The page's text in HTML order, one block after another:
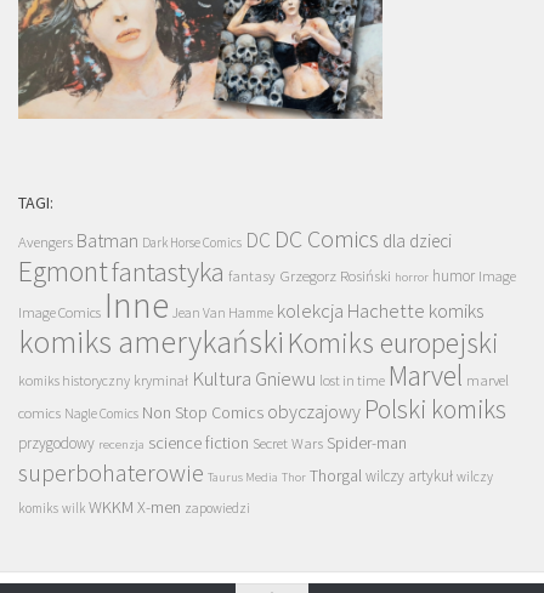
TAGI:
Avengers Batman Dark Horse Comics DC DC Comics dla dzieci
Egmontfantastyka fantasy Grzegorz Rosiński horror humor Image
Image Comics Inne Jean Van Hamme kolekcja Hachette komiks
komiks amerykański Komiks europejski
komiks historyczny kryminał Kultura Gniewu lost in time Marvel marvel
comics Nagle Comics Non Stop Comics obyczajowy Polski komiks
przygodowy recenzja science fiction Secret Wars Spider-man
superbohaterowie Taurus Media Thor Thorgal wilczy artykuł wilczy
komiks wilk WKKM X-men zapowiedzi